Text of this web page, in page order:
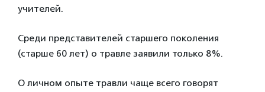
учителей.
Среди представителей старшего поколения
(старше 60 лет) о травле заявили только 8%.
О личном опыте травли чаще всего говорят